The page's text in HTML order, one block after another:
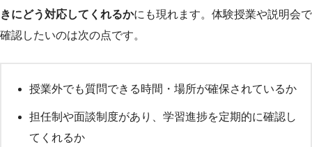
きにどう対応してくれるかにも現れます。体験授業や説明会で
確認したいのは次の点です。
授業外でも質問できる時間・場所が確保されているか
担任制や面談制度があり、学習進捗を定期的に確認し
てくれるか